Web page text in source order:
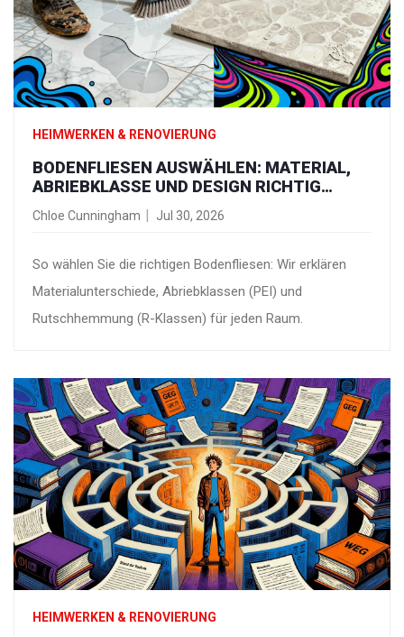
HEIMWERKEN & RENOVIERUNG
BODENFLIESEN AUSWÄHLEN: MATERIAL,
ABRIEBKLASSE UND DESIGN RICHTIG
Chloe Cunningham Jul 30, 2026
So wählen Sie die richtigen Bodenfliesen: Wir erklären
Materialunterschiede, Abriebklassen (PEI) und
Rutschhemmung (R-Klassen) für jeden Raum.
HEIMWERKEN & RENOVIERUNG